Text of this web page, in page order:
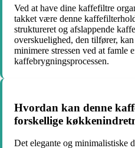
Ved at have dine kaffefiltre
takket være denne
struktureret og afslappende
overskuelighed, den tilfører,
minimere stressen ved at famle
kaffebrygningsprocessen.
Hvordan kan denne
forskellige
Det elegante og minimalistiske